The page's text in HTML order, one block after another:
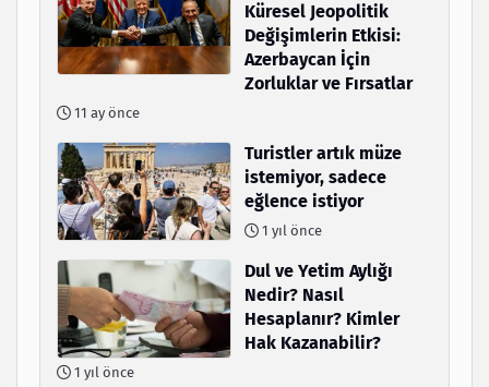
Küresel Jeopolitik
Değişimlerin Etkisi:
Azerbaycan İçin
Zorluklar ve Fırsatlar
11 ay önce
Turistler artık müze
istemiyor, sadece
eğlence istiyor
1 yıl önce
Dul ve Yetim Aylığı
Nedir? Nasıl
Hesaplanır? Kimler
Hak Kazanabilir?
1 yıl önce